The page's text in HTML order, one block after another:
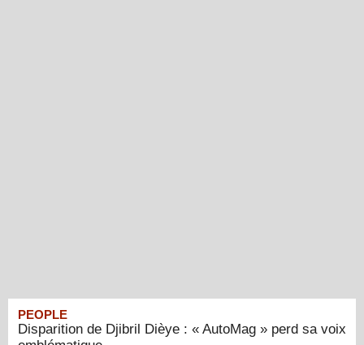
PEOPLE
Disparition de Djibril Dièye : « AutoMag » perd sa voix